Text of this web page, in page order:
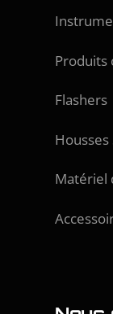
Produits
Flashers
Housses
Matériel